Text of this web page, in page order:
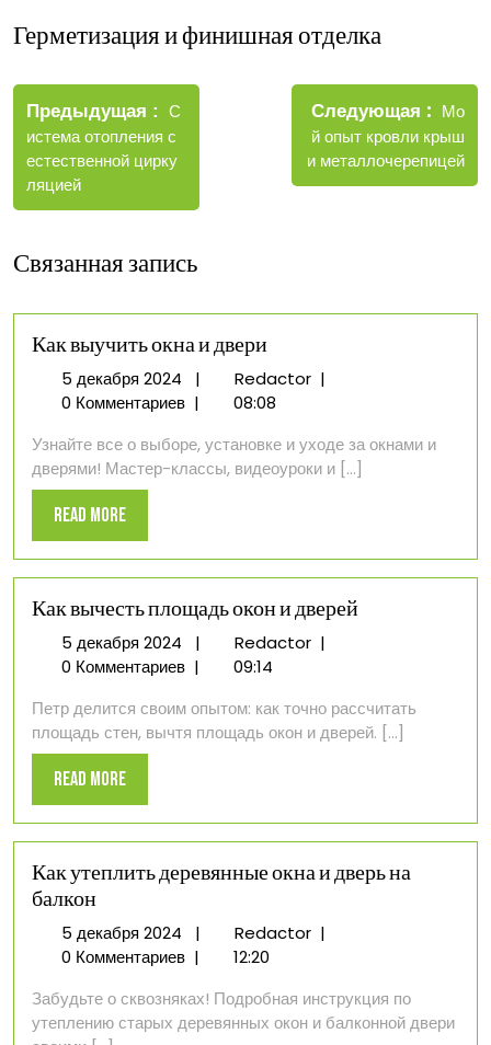
Герметизация и финишная отделка
Навигация
по
записям
Предыдущая
Старые
записи
С
истема отопления с
естественной цирку
ляцией
Следующая
Новые
записи
Мо
й опыт кровли крыш
и металлочерепицей
Связанная запись
Как выучить окна и двери
5 декабря 20245
декабря
| RedactorКак
и
двери
|
0 Комментариев |
08:08
Узнайте все о выборе, установке и уходе за окнами и
дверями! Мастер-классы, видеоуроки и [...]
Read MoreRead
More
Как вычесть площадь окон и дверей
5 декабря 20245
декабря
| RedactorКак
окон
и
|
0 Комментариев |
09:14
Петр делится своим опытом: как точно рассчитать
площадь стен, вычтя площадь окон и дверей. [...]
Read MoreRead
More
Как утеплить деревянные окна и дверь на
балкон
5 декабря 20245
декабря
| RedactorКак
окна
и
|
0 Комментариев |
12:20
Забудьте о сквозняках! Подробная инструкция по
утеплению старых деревянных окон и балконной двери